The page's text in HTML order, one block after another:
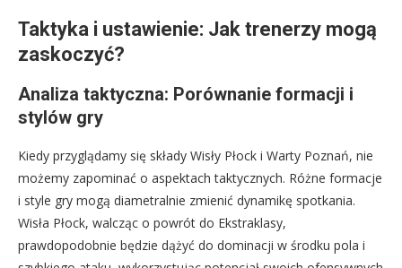
Taktyka i ustawienie: Jak trenerzy mogą
zaskoczyć?
Analiza taktyczna: Porównanie formacji i
stylów gry
Kiedy przyglądamy się składy Wisły Płock i Warty Poznań, nie
możemy zapominać o aspektach taktycznych. Różne formacje
i style gry mogą diametralnie zmienić dynamikę spotkania.
Wisła Płock, walcząc o powrót do Ekstraklasy,
prawdopodobnie będzie dążyć do dominacji w środku pola i